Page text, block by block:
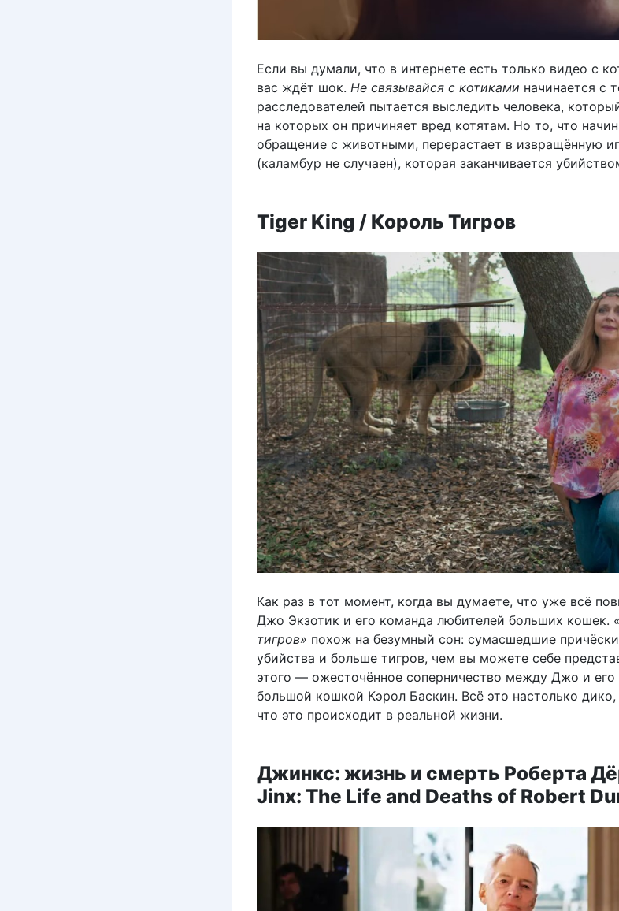
Если вы думали, что в интернете есть только видео с
вас ждёт шок. Не связывайся с котиками начинается с
расследователей пытается выследить человека,
на которых он причиняет вред котятам. Но то, что
обращение с животными, перерастает в извращённую
(каламбур не случаен), которая заканчивается
Tiger King / Король Тигров
Как раз в тот момент, когда вы думаете, что уже всё
Джо Экзотик и его команда любителей больших кошек.
тигров» похож на безумный сон: сумасшедшие
убийства и больше тигров, чем вы можете себе
этого — ожесточённое соперничество между Джо и его
большой кошкой Кэрол Баскин. Всё это настолько дико,
что это происходит в реальной жизни.
Джинкс: жизнь и смерть Роберта
Jinx: The Life and Deaths of Robert